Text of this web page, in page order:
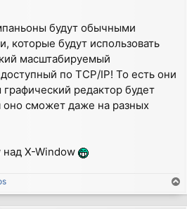
будут обычными
которые будут использовать
масштабируемый
по TCP/IP! То есть они
редактор будет
сможет даже на разных
X-Window
o
p